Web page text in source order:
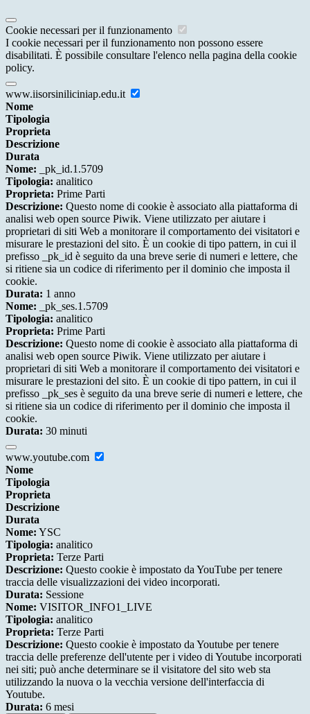
Cookie necessari per il funzionamento
I cookie necessari per il funzionamento non possono essere
disabilitati. È possibile consultare l'elenco nella pagina della cookie
policy.
www.iisorsiniliciniap.edu.it
Nome
Tipologia
Proprieta
Descrizione
Durata
Nome: _pk_id.1.5709
Tipologia: analitico
Proprieta: Prime Parti
Descrizione: Questo nome di cookie è associato alla piattaforma di
analisi web open source Piwik. Viene utilizzato per aiutare i
proprietari di siti Web a monitorare il comportamento dei visitatori e
misurare le prestazioni del sito. È un cookie di tipo pattern, in cui il
prefisso _pk_id è seguito da una breve serie di numeri e lettere, che
si ritiene sia un codice di riferimento per il dominio che imposta il
cookie.
Durata: 1 anno
Nome: _pk_ses.1.5709
Tipologia: analitico
Proprieta: Prime Parti
Descrizione: Questo nome di cookie è associato alla piattaforma di
analisi web open source Piwik. Viene utilizzato per aiutare i
proprietari di siti Web a monitorare il comportamento dei visitatori e
misurare le prestazioni del sito. È un cookie di tipo pattern, in cui il
prefisso _pk_ses è seguito da una breve serie di numeri e lettere, che
si ritiene sia un codice di riferimento per il dominio che imposta il
cookie.
Durata: 30 minuti
www.youtube.com
Nome
Tipologia
Proprieta
Descrizione
Durata
Nome: YSC
Tipologia: analitico
Proprieta: Terze Parti
Descrizione: Questo cookie è impostato da YouTube per tenere
traccia delle visualizzazioni dei video incorporati.
Durata: Sessione
Nome: VISITOR_INFO1_LIVE
Tipologia: analitico
Proprieta: Terze Parti
Descrizione: Questo cookie è impostato da Youtube per tenere
traccia delle preferenze dell'utente per i video di Youtube incorporati
nei siti; può anche determinare se il visitatore del sito web sta
utilizzando la nuova o la vecchia versione dell'interfaccia di
Youtube.
Durata: 6 mesi